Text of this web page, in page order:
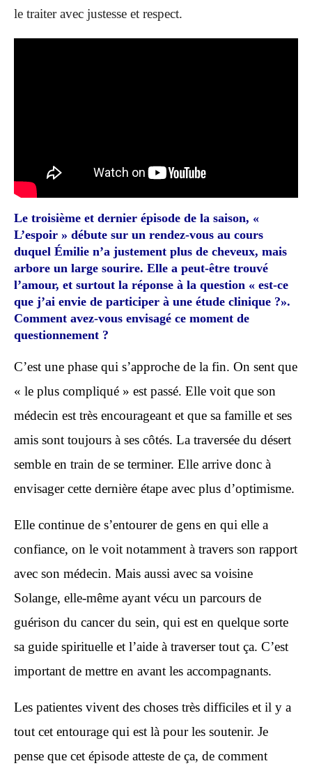
le traiter avec justesse et respect.
Le troisième et dernier épisode de la saison, «
L’espoir » débute sur un rendez-vous au cours
duquel Émilie n’a justement plus de cheveux, mais
arbore un large sourire. Elle a peut-être trouvé
l’amour, et surtout la réponse à la question « est-ce
que j’ai envie de participer à une étude clinique ?».
Comment avez-vous envisagé ce moment de
questionnement ?
C’est une phase qui s’approche de la fin. On sent que
« le plus compliqué » est passé. Elle voit que son
médecin est très encourageant et que sa famille et ses
amis sont toujours à ses côtés. La traversée du désert
semble en train de se terminer. Elle arrive donc à
envisager cette dernière étape avec plus d’optimisme.
Elle continue de s’entourer de gens en qui elle a
confiance, on le voit notamment à travers son rapport
avec son médecin. Mais aussi avec sa voisine
Solange, elle-même ayant vécu un parcours de
guérison du cancer du sein, qui est en quelque sorte
sa guide spirituelle et l’aide à traverser tout ça. C’est
important de mettre en avant les accompagnants.
Les patientes vivent des choses très difficiles et il y a
tout cet entourage qui est là pour les soutenir. Je
pense que cet épisode atteste de ça, de comment